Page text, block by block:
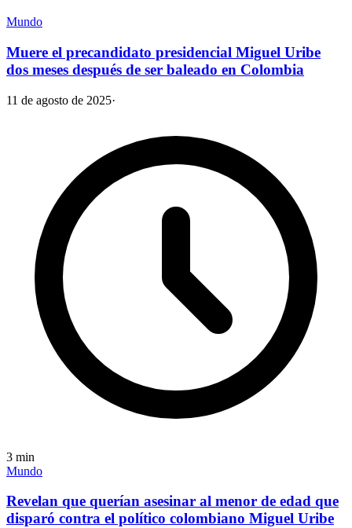
Mundo
Muere el precandidato presidencial Miguel Uribe
dos meses después de ser baleado en Colombia
11 de agosto de 2025·
3 min
Mundo
Revelan que querían asesinar al menor de edad que
disparó contra el político colombiano Miguel Uribe